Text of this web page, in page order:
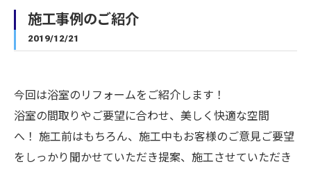
施工事例のご紹介
2019/12/21
今回は浴室のリフォームをご紹介します！
浴室の間取りやご要望に合わせ、美しく快適な空間
へ！ 施工前はもちろん、施工中もお客様のご意見ご要望
をしっかり聞かせていただき提案、施工させていただき